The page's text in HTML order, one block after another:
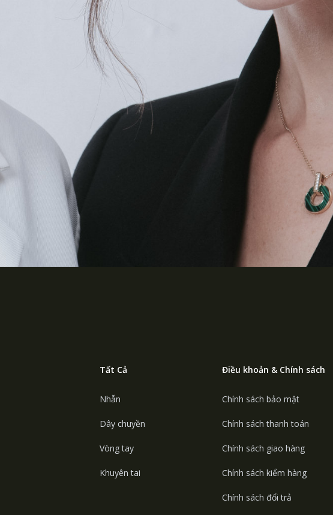
Tất Cả
Nhẫn
Dây chuyền
Vòng tay
Khuyên tai
Điều khoản & Chính sách
Chính sách bảo mật
Chính sách thanh toán
Chính sách giao hàng
Chính sách kiểm hàng
Chính sách đổi trả